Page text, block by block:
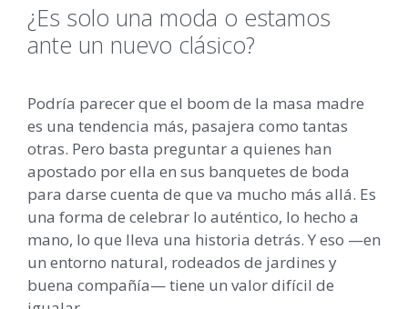
¿Es solo una moda o estamos
ante un nuevo clásico?
Podría parecer que el boom de la masa madre
es una tendencia más, pasajera como tantas
otras. Pero basta preguntar a quienes han
apostado por ella en sus banquetes de boda
para darse cuenta de que va mucho más allá. Es
una forma de celebrar lo auténtico, lo hecho a
mano, lo que lleva una historia detrás. Y eso —en
un entorno natural, rodeados de jardines y
buena compañía— tiene un valor difícil de